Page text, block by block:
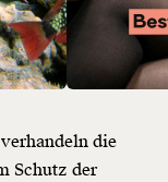
die
Schutz der